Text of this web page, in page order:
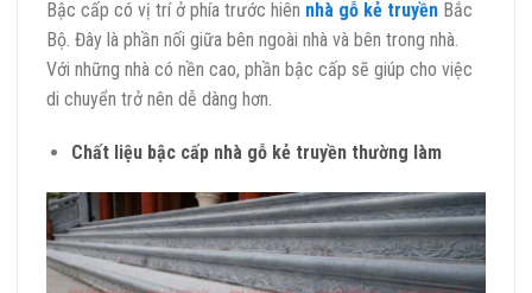
Bậc cấp có vị trí ở phía trước hiên nhà gỗ kẻ truyền Bắc
Bộ. Đây là phần nối giữa bên ngoài nhà và bên trong nhà.
Với những nhà có nền cao, phần bậc cấp sẽ giúp cho việc
di chuyển trở nên dễ dàng hơn.
Chất liệu bậc cấp nhà gỗ kẻ truyền thường làm